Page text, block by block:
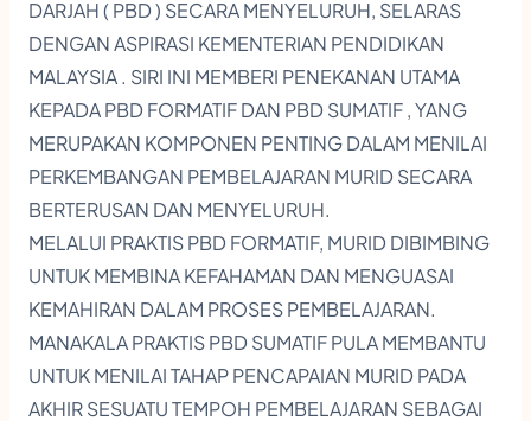
.
5
0
D
P
C
S
A
I
N
S
T
G
3
DARJAH ( PBD ) SECARA MENYELURUH, SELARAS
DENGAN ASPIRASI KEMENTERIAN PENDIDIKAN
MALAYSIA . SIRI INI MEMBERI PENEKANAN UTAMA
KEPADA PBD FORMATIF DAN PBD SUMATIF , YANG
MERUPAKAN KOMPONEN PENTING DALAM MENILAI
PERKEMBANGAN PEMBELAJARAN MURID SECARA
BERTERUSAN DAN MENYELURUH.
MELALUI PRAKTIS PBD FORMATIF, MURID DIBIMBING
UNTUK MEMBINA KEFAHAMAN DAN MENGUASAI
KEMAHIRAN DALAM PROSES PEMBELAJARAN.
MANAKALA PRAKTIS PBD SUMATIF PULA MEMBANTU
UNTUK MENILAI TAHAP PENCAPAIAN MURID PADA
AKHIR SESUATU TEMPOH PEMBELAJARAN SEBAGAI